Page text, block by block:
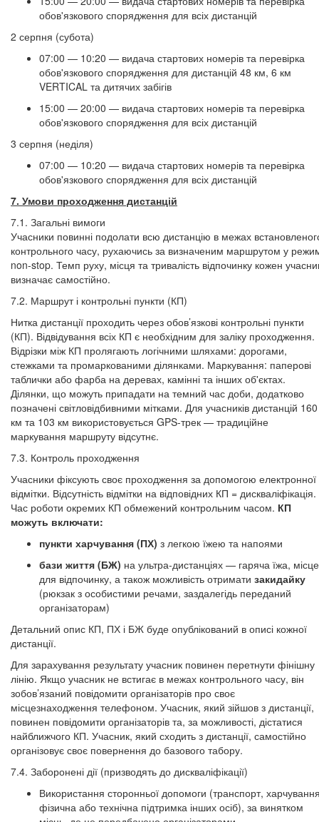
обов'язкового спорядження для всіх дистанцій
2 серпня (субота)
07:00 — 10:20 — видача стартових номерів та перевірка
обов'язкового спорядження для дистанцій 48 км, 6 км
VERTICAL та дитячих забігів
15:00 — 20:00 — видача стартових номерів та перевірка
обов'язкового спорядження для всіх дистанцій
3 серпня (неділя)
07:00 — 10:20 — видача стартових номерів та перевірка
обов'язкового спорядження для всіх дистанцій​​​​​​​
7. Умови проходження дистанцій
7.1. Загальні вимоги
Учасники повинні подолати всю дистанцію в межах
контрольного часу, рухаючись за визначеним маршрутом у
non-stop. Темп руху, місця та тривалість відпочинку кожен
визначає самостійно.
7.2. Маршрут і контрольні пункти (КП)
Нитка дистанції проходить через обов’язкові контрольні пункти
(КП). Відвідування всіх КП є необхідним для заліку проходження.
Відрізки між КП пролягають логічними шляхами: дорогами,
стежками та промаркованими ділянками. Маркування: паперові
таблички або фарба на деревах, камінні та інших об'єктах.
Ділянки, що можуть припадати на темний час доби, додатково
позначені світловідбивними мітками. Для учасників дистанцій 160
км та 103 км використовується GPS-трек — традиційне
маркування маршруту відсутнє.
7.3. Контроль проходження
Учасники фіксують своє проходження за допомогою електронної
відмітки. Відсутність відмітки на відповідних КП = дискваліфікація.
Час роботи окремих КП обмежений контрольним часом. КП
можуть включати:
пункти харчування (ПХ) з легкою їжею та напоями
бази життя (БЖ) на ультра-дистанціях — гаряча їжа, місце
для відпочинку, а також можливість отримати закидайку
(рюкзак з особистими речами, заздалегідь переданий
організаторам)
Детальний опис КП, ПХ і БЖ буде опублікований в описі кожної
дистанції.
Для зарахування результату учасник повинен перетнути фінішну
лінію​​​​​​​. Якщо учасник не встигає в межах контрольного часу, він
зобов’язаний повідомити організаторів про своє
місцезнаходження телефоном. Учасник, який зійшов з дистанції,
повинен повідомити організаторів та, за можливості, дістатися
найближчого КП. Учасник, який сходить з дистанції, самостійно
організовує своє повернення до базового табору.
7.4. Заборонені дії (призводять до дискваліфікації)
Використання сторонньої допомоги (транспорт,
фізична або технічна підтримка інших осіб), за винятком